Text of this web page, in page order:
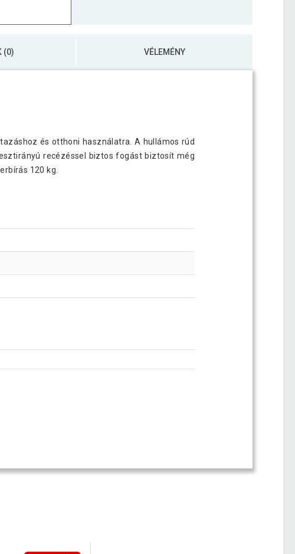
(0) VÉLEMÉNY
és otthoni használatra. A hullámos rúd
recézéssel biztos fogást biztosít még
120 kg.